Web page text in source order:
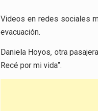
Videos en redes sociales
evacuación.
Daniela Hoyos, otra
Recé por mi vida”.